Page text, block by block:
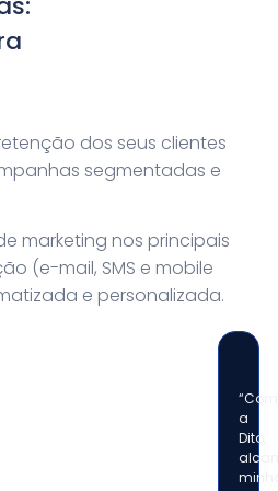
dos seus clientes
segmentadas e
marketing nos principais
(e-mail, SMS e mobile
e personalizada.
“Com
a
Dito,